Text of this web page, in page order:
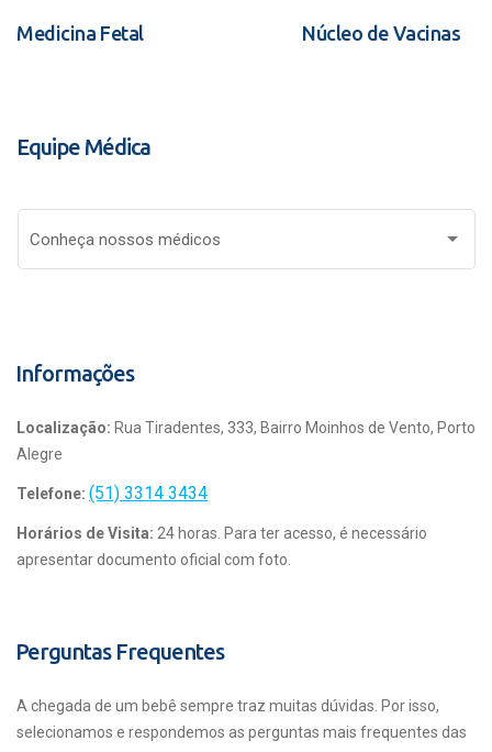
Medicina Fetal Núcleo de Vacinas
Equipe Médica
Conheça nossos médicos
Informações
Localização: Rua Tiradentes, 333, Bairro Moinhos de Vento, Porto
Alegre
Telefone: (51) 3314 3434
Horários de Visita: 24 horas. Para ter acesso, é necessário
apresentar documento oficial com foto.
Perguntas Frequentes
A chegada de um bebê sempre traz muitas dúvidas. Por isso,
selecionamos e respondemos as perguntas mais frequentes das